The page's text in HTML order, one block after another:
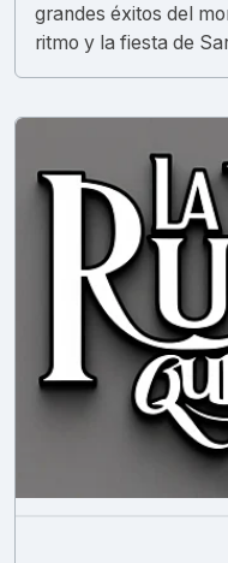
grandes éxitos del
ritmo y la fiesta de